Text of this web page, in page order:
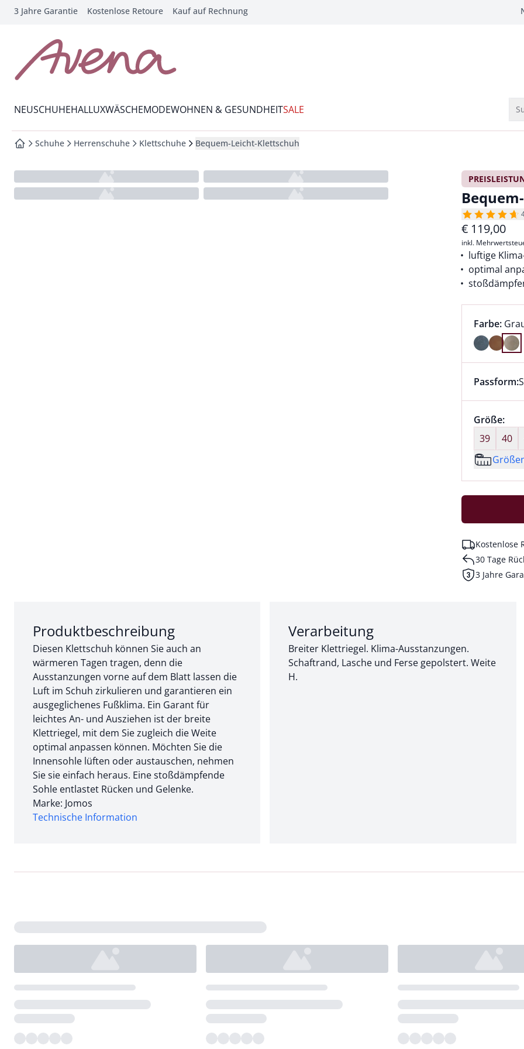
springen
springen
springen
springen
3 Jahre Garantie Kostenlose Retoure Kauf auf Rechnung
zur Startseite
Wechsel in das Menü mit Pfeil-Runter Taste
NEUSCHUHEHALLUXWÄSCHEMODEWOHNEN & GESUNDHEITSALE
zur Startseite
Schuhe Herrenschuhe Klettschuhe Bequem-Leicht-Klettschuh
€ 119,00
inkl.
luftige
optimal
Farbe:
Farbe Grau
Dieser
Passform:
Größe:
39
40
Kostenlose
30 Tage
3 Jahre
Abschnitt 1 von 3:
Produktbeschreibung
Diesen Klettschuh können Sie auch an
wärmeren Tagen tragen, denn die
Ausstanzungen vorne auf dem Blatt lassen die
Luft im Schuh zirkulieren und garantieren ein
ausgeglichenes Fußklima. Ein Garant für
leichtes An- und Ausziehen ist der breite
Klettriegel, mit dem Sie zugleich die Weite
optimal anpassen können. Möchten Sie die
Innensohle lüften oder austauschen, nehmen
Sie sie einfach heraus. Eine stoßdämpfende
Sohle entlastet Rücken und Gelenke.
Marke: Jomos
Technische Information
Abschnitt 2 von 3:
Verarbeitung
Breiter Klettriegel. Klima-Ausstanzungen.
Schaftrand, Lasche und Ferse gepolstert. Weite
H.